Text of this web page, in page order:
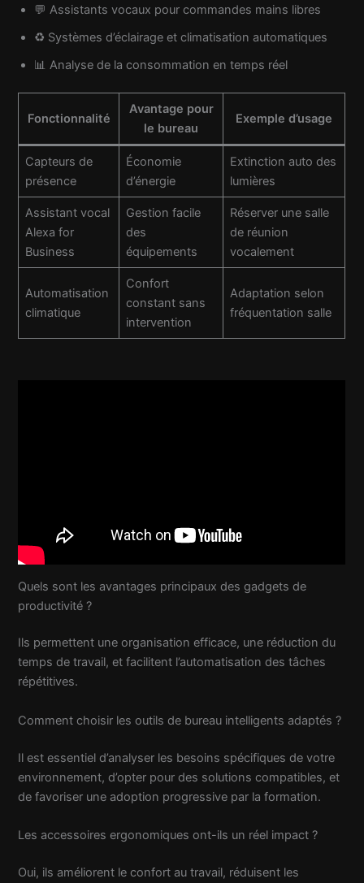
💬 Assistants vocaux pour commandes mains libres
♻️ Systèmes d’éclairage et climatisation automatiques
📊 Analyse de la consommation en temps réel
Fonctionnalité
Avantage pour
le bureau
Exemple d’usage
Capteurs de
présence
Économie
d’énergie
Extinction auto des
lumières
Assistant vocal
Alexa for
Business
Gestion facile
des
équipements
Réserver une salle
de réunion
vocalement
Automatisation
climatique
Confort
constant sans
intervention
Adaptation selon
fréquentation salle
Quels sont les avantages principaux des gadgets de
productivité ?
Ils permettent une organisation efficace, une réduction du
temps de travail, et facilitent l’automatisation des tâches
répétitives.
Comment choisir les outils de bureau intelligents adaptés ?
Il est essentiel d’analyser les besoins spécifiques de votre
environnement, d’opter pour des solutions compatibles, et
de favoriser une adoption progressive par la formation.
Les accessoires ergonomiques ont-ils un réel impact ?
Oui, ils améliorent le confort au travail, réduisent les